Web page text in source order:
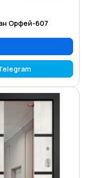
Орфей-607